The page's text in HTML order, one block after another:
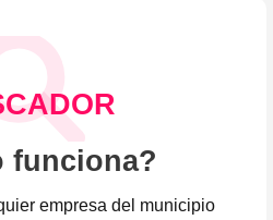
funciona?
empresa del municipio